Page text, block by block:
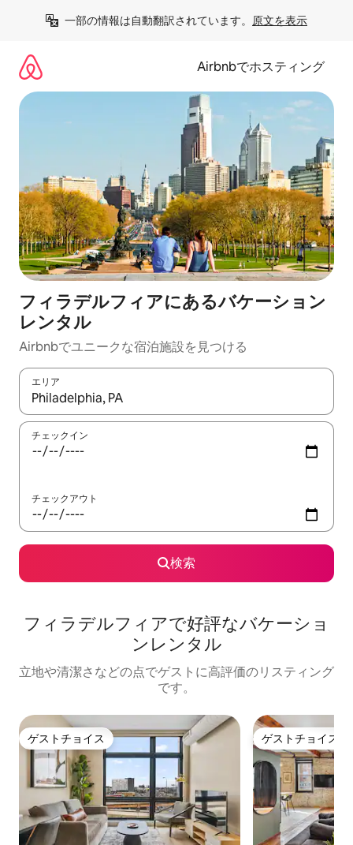
一部の情報は自動翻訳されています。 原文を表示
Airbnbでホスティング
フィラデルフィアにあるバケーション
レンタル
Airbnbでユニークな宿泊施設を見つける
エリア
検索結果が表示されたら、上下の矢印キーを使って移動するか
チェックイン
チェックアウト
検索
フィラデルフィアで好評なバケーショ
ンレンタル
立地や清潔さなどの点でゲストに高評価のリスティング
です。
ゲストチョイス
ゲストチョイス ゲストチョイス
ゲストチョイス